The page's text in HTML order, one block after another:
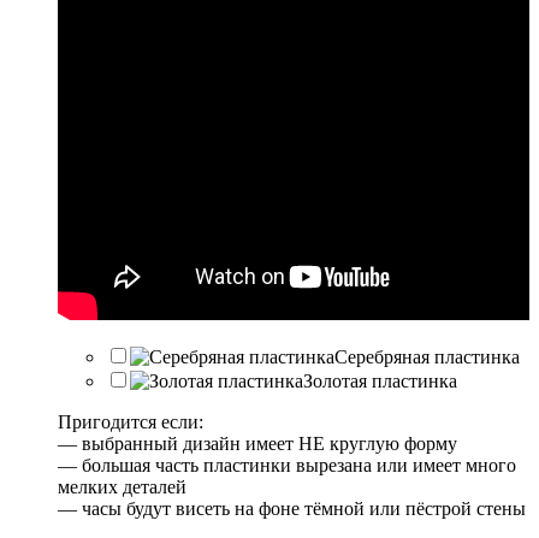
Серебряная пластинка
Золотая пластинка
Пригодится если:
— выбранный дизайн имеет НЕ круглую форму
— большая часть пластинки вырезана или имеет много
мелких деталей
— часы будут висеть на фоне тёмной или пёстрой стены